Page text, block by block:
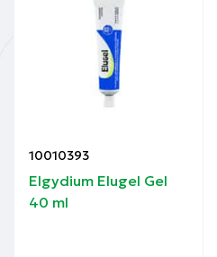
10010393
Elgydium Elugel Gel
40 ml